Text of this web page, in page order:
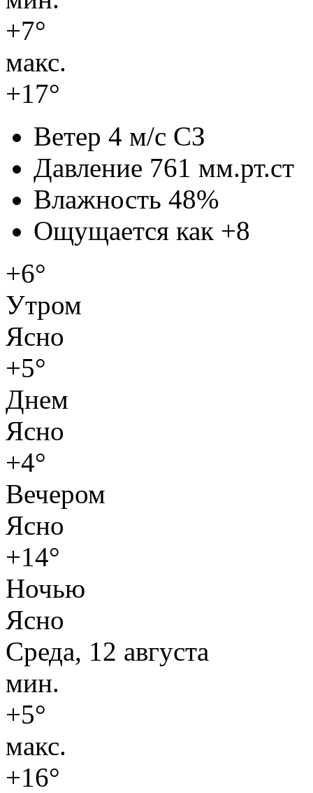
+7°
макс.
+17°
Ветер 4 м/с СЗ
Давление 761 мм.рт.ст
Влажность 48%
Ощущается как +8
+6°
Утром
Ясно
+5°
Днем
Ясно
+4°
Вечером
Ясно
+14°
Ночью
Ясно
Среда, 12 августа
мин.
+5°
макс.
+16°